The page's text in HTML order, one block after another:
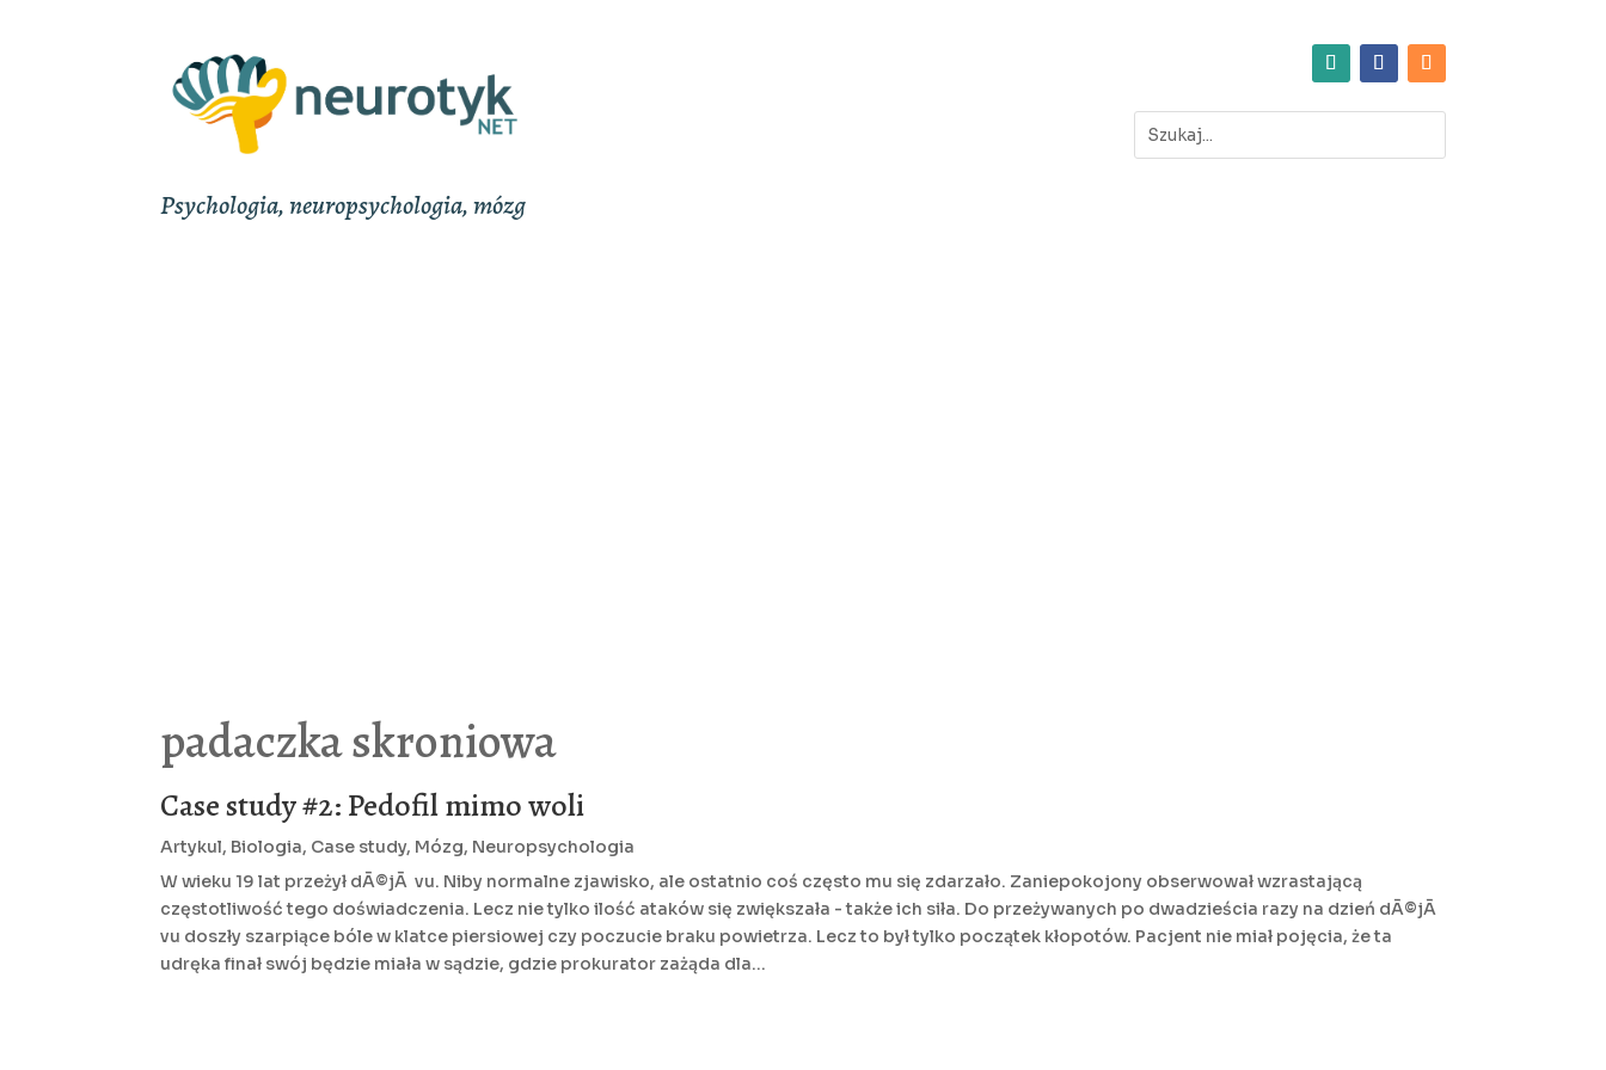
Psychologia, neuropsychologia, mózg
padaczka skroniowa
Case study #2: Pedofil mimo woli
Artykul, Biologia, Case study, Mózg, Neuropsychologia
W wieku 19 lat przeżył dÃ©jÃ vu. Niby normalne zjawisko, ale ostatnio coś często mu się zdarzało. Zaniepokojony obserwował wzrastającą
częstotliwość tego doświadczenia. Lecz nie tylko ilość ataków się zwiększała - także ich siła. Do przeżywanych po dwadzieścia razy na dzień dÃ©jÃ
vu doszły szarpiące bóle w klatce piersiowej czy poczucie braku powietrza. Lecz to był tylko początek kłopotów. Pacjent nie miał pojęcia, że ta
udręka finał swój będzie miała w sądzie, gdzie prokurator zażąda dla...